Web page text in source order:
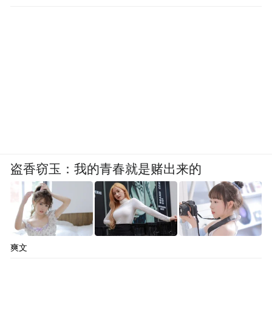
盗香窃玉：我的青春就是赌出来的
爽文